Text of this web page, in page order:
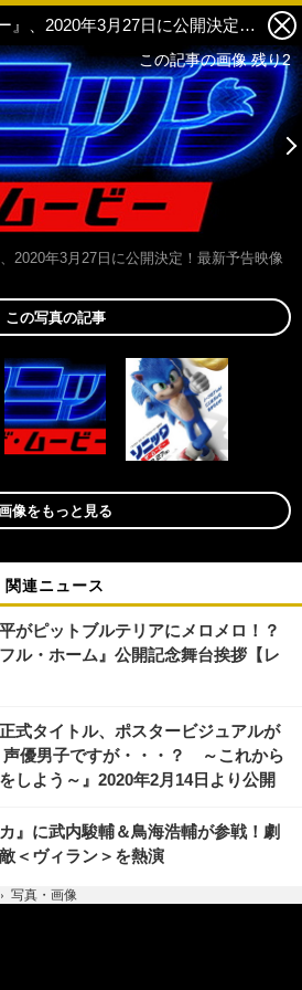
『ソニック・ザ・ムービー』、2020年3月27日に公開決定！最新予告映像とポスタービジュアル公開 2枚目の写真・画像
2020年3月27日に公開決定！最新予告映像
この記事の画像 残り2
この写真の記事
像をもっと見る
関連ニュース
がピットブルテリアにメロメロ！？
ル・ホーム』公開記念舞台挨拶【レ
式タイトル、ポスタービジュアルが
声優男子ですが・・・？ ～これから
しよう～』2020年2月14日より公開
』に武内駿輔＆鳥海浩輔が参戦！劇
＜ヴィラン＞を熱演
この記事の画像 残り2
› 写真・画像